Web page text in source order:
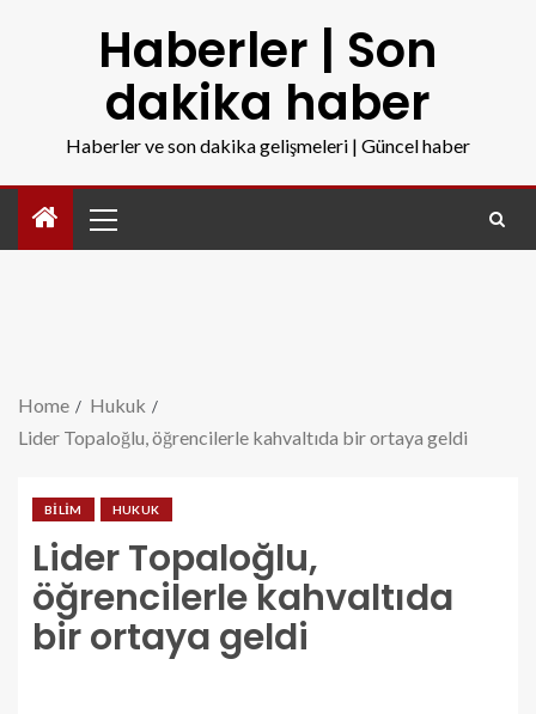
Haberler | Son
dakika haber
Haberler ve son dakika gelişmeleri | Güncel haber
Home
Hukuk
Lider Topaloğlu, öğrencilerle kahvaltıda bir ortaya geldi
BILIM HUKUK
Lider Topaloğlu,
öğrencilerle kahvaltıda
bir ortaya geldi